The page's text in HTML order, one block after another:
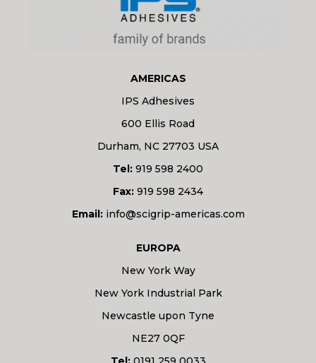
AMERICAS
IPS Adhesives
600 Ellis Road
Durham, NC 27703 USA
Tel: 919 598 2400
Fax: 919 598 2434
Email: info@scigrip-americas.com
EUROPA
New York Way
New York Industrial Park
Newcastle upon Tyne
NE27 0QF